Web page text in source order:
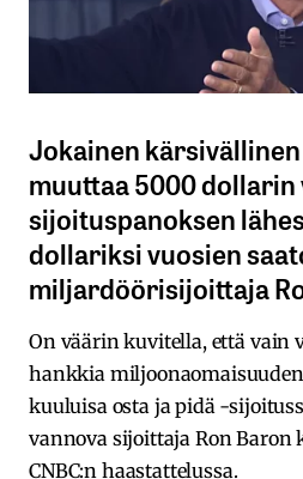
Jokainen
muuttaa 5000
sijoituspanoksen
dollariksi vuosien
miljardöörisijoittaja
On väärin kuvitella, että vain
hankkia
kuuluisa osta ja pidä -
vannova sijoittaja Ron
CNBC:n haastattelussa.